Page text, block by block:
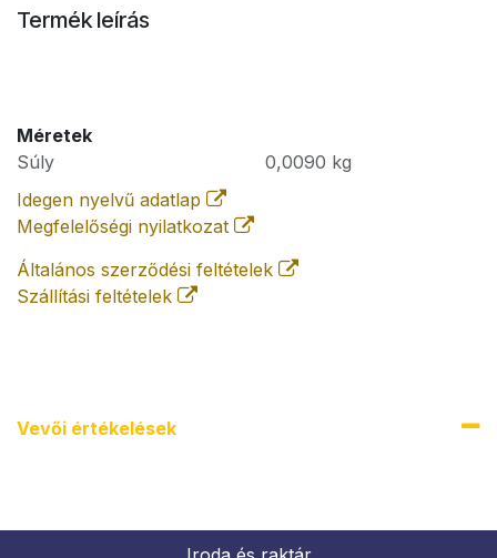
Termék leírás
Méretek
Súly
0,0090 kg
Idegen nyelvű adatlap
Megfelelőségi nyilatkozat
Általános szerződési feltételek
Szállítási feltételek
Vevői értékel​ések